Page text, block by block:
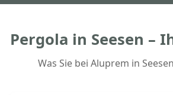
Pergola in Seesen –
Was Sie bei Aluprem in